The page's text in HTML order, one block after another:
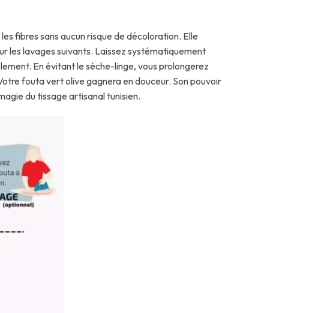
fibres sans aucun risque de décoloration. Elle
les lavages suivants. Laissez systématiquement
En évitant le sèche-linge, vous prolongerez
fouta vert olive gagnera en douceur. Son pouvoir
du tissage artisanal tunisien.